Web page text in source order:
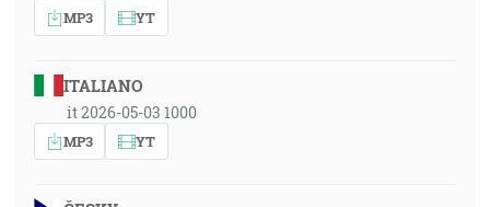
MP3 YT
ITALIANO
it 2026-05-03 1000
MP3 YT